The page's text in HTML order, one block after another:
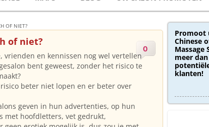
OF NIET?
of niet?
0
vrienden en kennissen nog wel vertellen
bent geweest, zonder het risico te
beter niet lopen en er beter over
geven in hun advertenties, op hun
met hoofdletters, vet gedrukt,
Promoot
Chinese
Massage
meer
klanten!